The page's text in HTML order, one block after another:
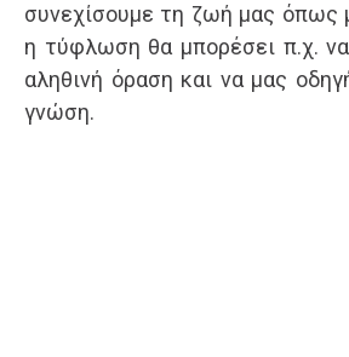
συνεχίσουμε τη ζωή μας όπως
η τύφλωση θα μπορέσει π.χ. να
αληθινή όραση και να μας
γνώση.